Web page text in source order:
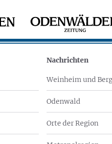
Nachrichten
Weinheim und
Odenwald
Orte der Region